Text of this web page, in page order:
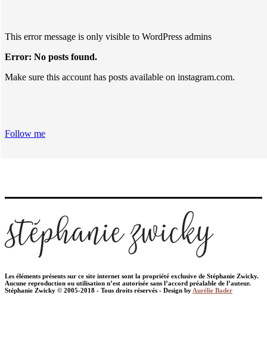
This error message is only visible to WordPress admins
Error: No posts found.
Make sure this account has posts available on instagram.com.
Follow me
Les éléments présents sur ce site internet sont la propriété exclusive de Stéphanie Zwicky.
Aucune reproduction ou utilisation n’est autorisée sans l’accord préalable de l’auteur.
Stéphanie Zwicky © 2005-2018 - Tous droits réservés - Design byAurélie Bader